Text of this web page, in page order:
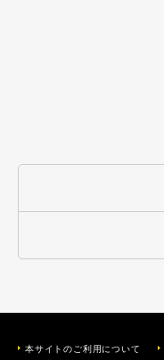
本サイトのご利用について